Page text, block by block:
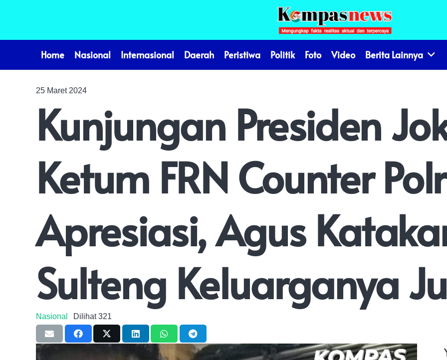
Home Nasional Internasional Daerah Peristiwa Politik Foto Video Berita Lainnya
25 Maret 2024
Kunjungan Presiden
Ketum FRN Counter
Apresiasi, Agus
Sulteng Keluarganya
Nasional Dilihat321